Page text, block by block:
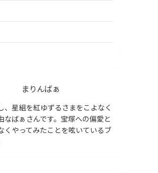
まりんばぁ
、星組を紅ゆずるさまをこよなく
なばぁさんです。宝塚への偏愛と
くやってみたことを呟いているブ